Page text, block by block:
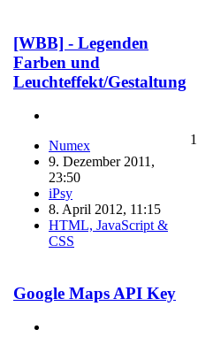
[WBB] - Legenden
Farben und
Leuchteffekt/Gestaltung
Numex
9. Dezember 2011,
23:50
iPsy
8. April 2012, 11:15
HTML, JavaScript &
CSS
1
Google Maps API Key